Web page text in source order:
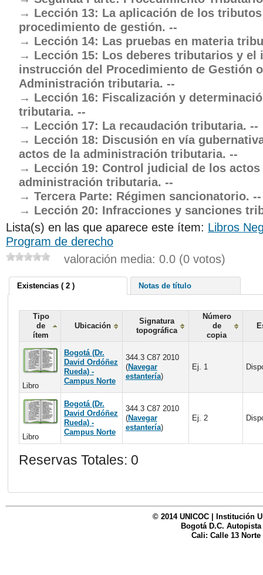
Lección 13: La aplicación de los
procedimiento de gestión. --
Lección 14: Las pruebas en materia
Lección 15: Los deberes tributarios y el
instrucción del Procedimiento de Gestión o
Administración tributaria. --
Lección 16: Fiscalización y
tributaria. --
Lección 17: La recaudación tributaria. --
Lección 18: Discusión en vía
actos de la administración tributaria. --
Lección 19: Control judicial de los actos
administración tributaria. --
Tercera Parte: Régimen sancionatorio. --
Lección 20: Infracciones y sanciones
Lista(s) en las que aparece este ítem: Libros
Program de derecho
valoración media: 0.0 (0 votos)
Existencias ( 2 ) Notas de título
Tipo
de
ítem
Ubicación
Signatura
topográfica
Número
de
copia
Libro
Bogotá (Dr.
David Ordóñez
Rueda) -
Campus Norte
344.3 C87 2010
(Navegar
estantería)
Ej. 1
Libro
Bogotá (Dr.
David Ordóñez
Rueda) -
Campus Norte
344.3 C87 2010
(Navegar
estantería)
Ej. 2
Reservas Totales: 0
© 2014 UNICOC | Institución
Bogotá D.C. Autopista
Cali: Calle 13 Norte